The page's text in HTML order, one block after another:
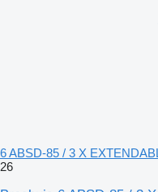
6 ABSD-85 / 3 X
26